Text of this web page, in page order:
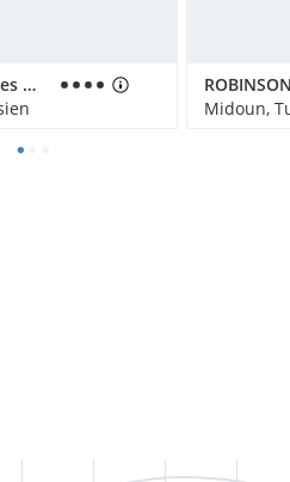
Iberostar Waves Mehari Djerba
Midoun,